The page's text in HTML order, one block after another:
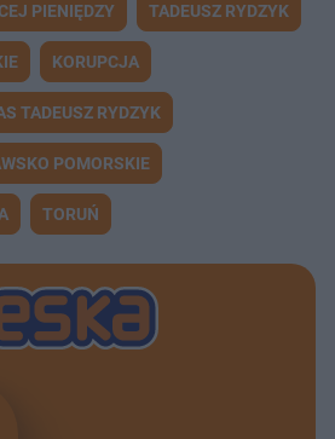
PIENIĘDZY TADEUSZ RYDZYK
KORUPCJA
TADEUSZ RYDZYK
POMORSKIE
TORUŃ